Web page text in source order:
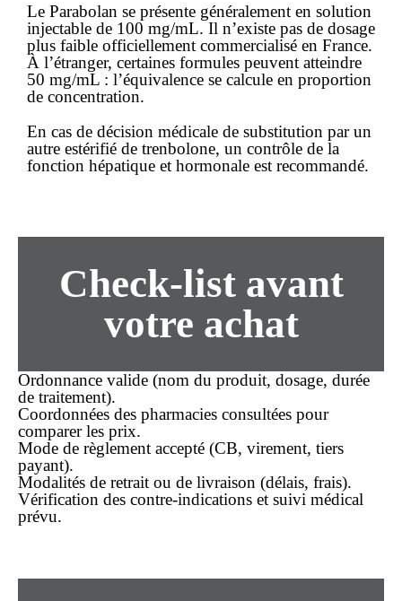
Le Parabolan se présente généralement en solution
injectable de 100 mg/mL. Il n’existe pas de dosage
plus faible officiellement commercialisé en France.
À l’étranger, certaines formules peuvent atteindre
50 mg/mL : l’équivalence se calcule en proportion
de concentration.
En cas de décision médicale de substitution par un
autre estérifié de trenbolone, un contrôle de la
fonction hépatique et hormonale est recommandé.
Check-list avant
votre achat
Ordonnance valide (nom du produit, dosage, durée
de traitement).
Coordonnées des pharmacies consultées pour
comparer les prix.
Mode de règlement accepté (CB, virement, tiers
payant).
Modalités de retrait ou de livraison (délais, frais).
Vérification des contre-indications et suivi médical
prévu.